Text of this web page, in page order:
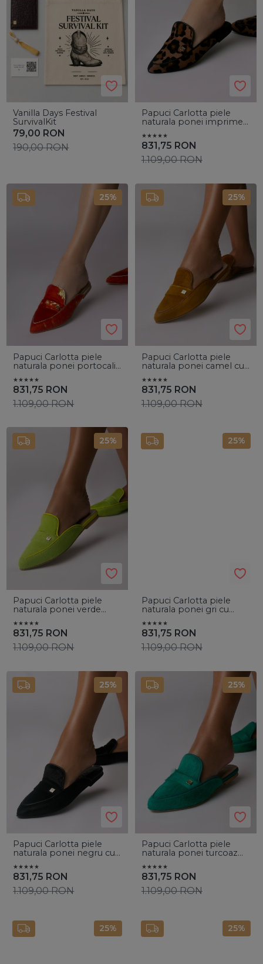
Vanilla Days Festival
SurvivalKit
79,00 RON
190,00RON
Papuci Carlotta piele
naturala ponei imprimeu
831,75 RON
1.109,00RON
25%
Papuci Carlotta piele
naturala ponei portocaliu
831,75 RON
1.109,00RON
25%
Papuci Carlotta piele
naturala ponei camel cu
831,75 RON
1.109,00RON
25%
Papuci Carlotta piele
naturala ponei verde
831,75 RON
1.109,00RON
25%
Papuci Carlotta piele
naturala ponei gri cu
831,75 RON
1.109,00RON
25%
Papuci Carlotta piele
naturala ponei negru cu
831,75 RON
1.109,00RON
25%
Papuci Carlotta piele
naturala ponei turcoaz
831,75 RON
1.109,00RON
25% 25%